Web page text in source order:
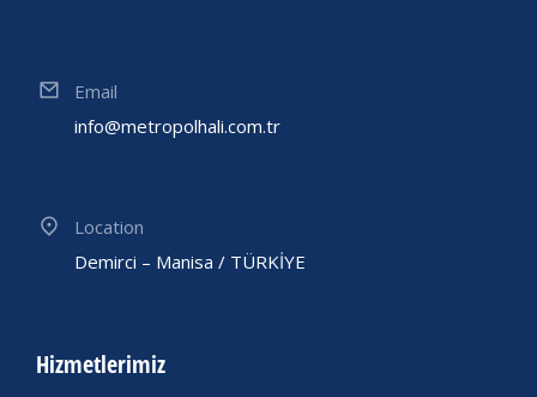
Email
info@metropolhali.com.tr
Location
Demirci – Manisa / TÜRKİYE
Hizmetlerimiz